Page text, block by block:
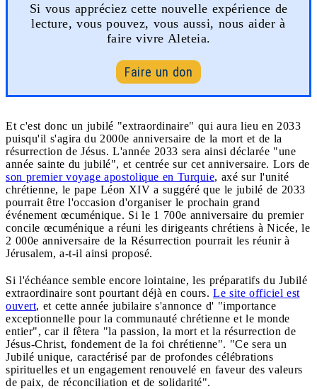
Si vous appréciez cette nouvelle expérience de
lecture, vous pouvez, vous aussi, nous aider à
faire vivre Aleteia.
Faire un don
Et c'est donc un jubilé "extraordinaire" qui aura lieu en 2033
puisqu'il s'agira du 2000e anniversaire de la mort et de la
résurrection de Jésus. L'année 2033 sera ainsi déclarée "une
année sainte du jubilé", et centrée sur cet anniversaire. Lors de
son premier voyage apostolique en Turquie, axé sur l'unité
chrétienne, le pape Léon XIV a suggéré que le jubilé de 2033
pourrait être l'occasion d'organiser le prochain grand
événement œcuménique. Si le 1 700e anniversaire du premier
concile œcuménique a réuni les dirigeants chrétiens à Nicée, le
2 000e anniversaire de la Résurrection pourrait les réunir à
Jérusalem, a-t-il ainsi proposé.
Si l'échéance semble encore lointaine, les préparatifs du Jubilé
extraordinaire sont pourtant déjà en cours. Le site officiel est
ouvert, et cette année jubilaire s'annonce d' "importance
exceptionnelle pour la communauté chrétienne et le monde
entier", car il fêtera "la passion, la mort et la résurrection de
Jésus-Christ, fondement de la foi chrétienne". "Ce sera un
Jubilé unique, caractérisé par de profondes célébrations
spirituelles et un engagement renouvelé en faveur des valeurs
de paix, de réconciliation et de solidarité".